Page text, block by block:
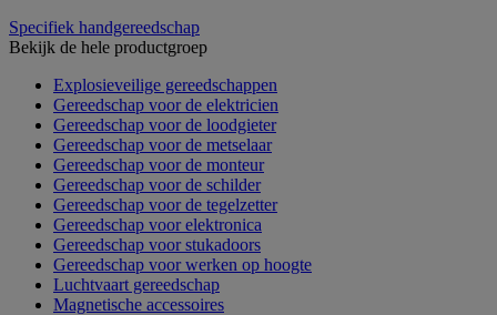
Specifiek handgereedschap
Bekijk de hele productgroep
Explosieveilige gereedschappen
Gereedschap voor de elektricien
Gereedschap voor de loodgieter
Gereedschap voor de metselaar
Gereedschap voor de monteur
Gereedschap voor de schilder
Gereedschap voor de tegelzetter
Gereedschap voor elektronica
Gereedschap voor stukadoors
Gereedschap voor werken op hoogte
Luchtvaart gereedschap
Magnetische accessoires